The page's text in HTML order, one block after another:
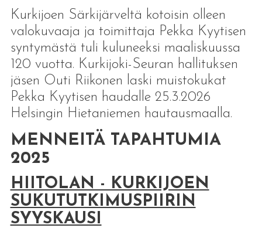
Kurkijoen Särkijärveltä kotoisin olleen
valokuvaaja ja toimittaja Pekka Kyytisen
syntymästä tuli kuluneeksi maaliskuussa
120 vuotta. Kurkijoki-Seuran hallituksen
jäsen Outi Riikonen laski muistokukat
Pekka Kyytisen haudalle 25.3.2026
Helsingin Hietaniemen hautausmaalla.
MENNEITÄ TAPAHTUMIA
2025
HIITOLAN - KURKIJOEN
SUKUTUTKIMUSPIIRIN
SYYSKAUSI